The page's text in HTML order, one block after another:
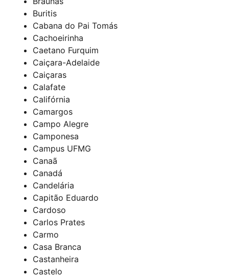
Buritis
Cabana do Pai Tomás
Cachoeirinha
Caetano Furquim
Caiçara-Adelaide
Caiçaras
Calafate
Califórnia
Camargos
Campo Alegre
Camponesa
Campus UFMG
Canaã
Canadá
Candelária
Capitão Eduardo
Cardoso
Carlos Prates
Carmo
Casa Branca
Castanheira
Castelo